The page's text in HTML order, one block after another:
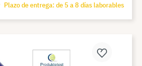
Plazo de entrega: de 5 a 8 días laborables